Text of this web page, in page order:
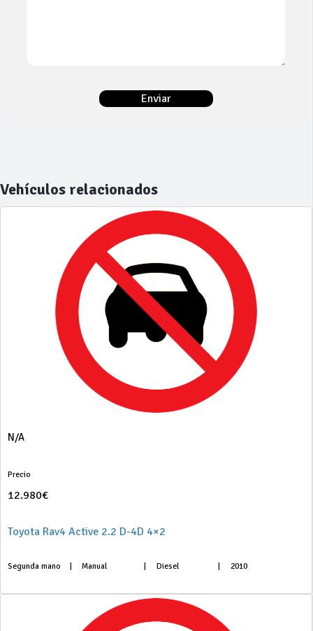
Vehículos relacionados
N/A
Precio
12.980€
Toyota Rav4 Active 2.2 D-4D 4×2
Segunda mano Manual Diesel 2010